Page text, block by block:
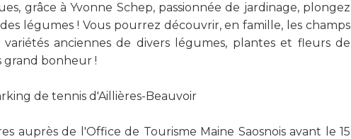
grâce à Yvonne Schep, passionnée de jardinage, plongez
légumes ! Vous pourrez découvrir, en famille, les champs
anciennes de divers légumes, plantes et fleurs de
grand bonheur !
de tennis d'Aillières-Beauvoir
auprès de l'Office de Tourisme Maine Saosnois avant le 15